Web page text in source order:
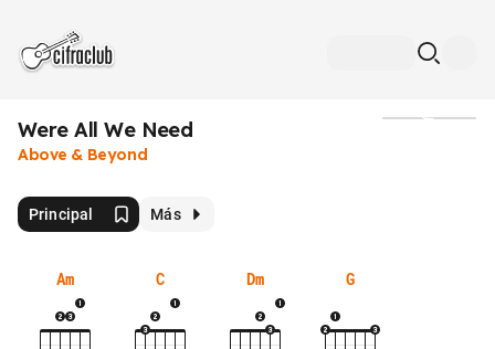
Were All We Need
Above & Beyond
Principal Más
Am C Dm G